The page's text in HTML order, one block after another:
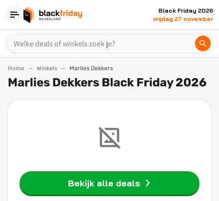
Black Friday 2026
vrijdag 27 november
Home Winkels Marlies Dekkers
Marlies Dekkers Black Friday 2026
Bekijk alle deals